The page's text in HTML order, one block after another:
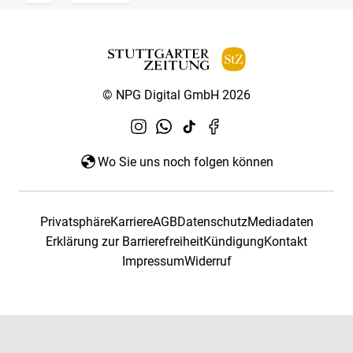
© NPG Digital GmbH 2026
Wo Sie uns noch folgen können
PrivatsphäreKarriereAGBDatenschutzMediadaten
Erklärung zur BarrierefreiheitKündigungKontakt
ImpressumWiderruf